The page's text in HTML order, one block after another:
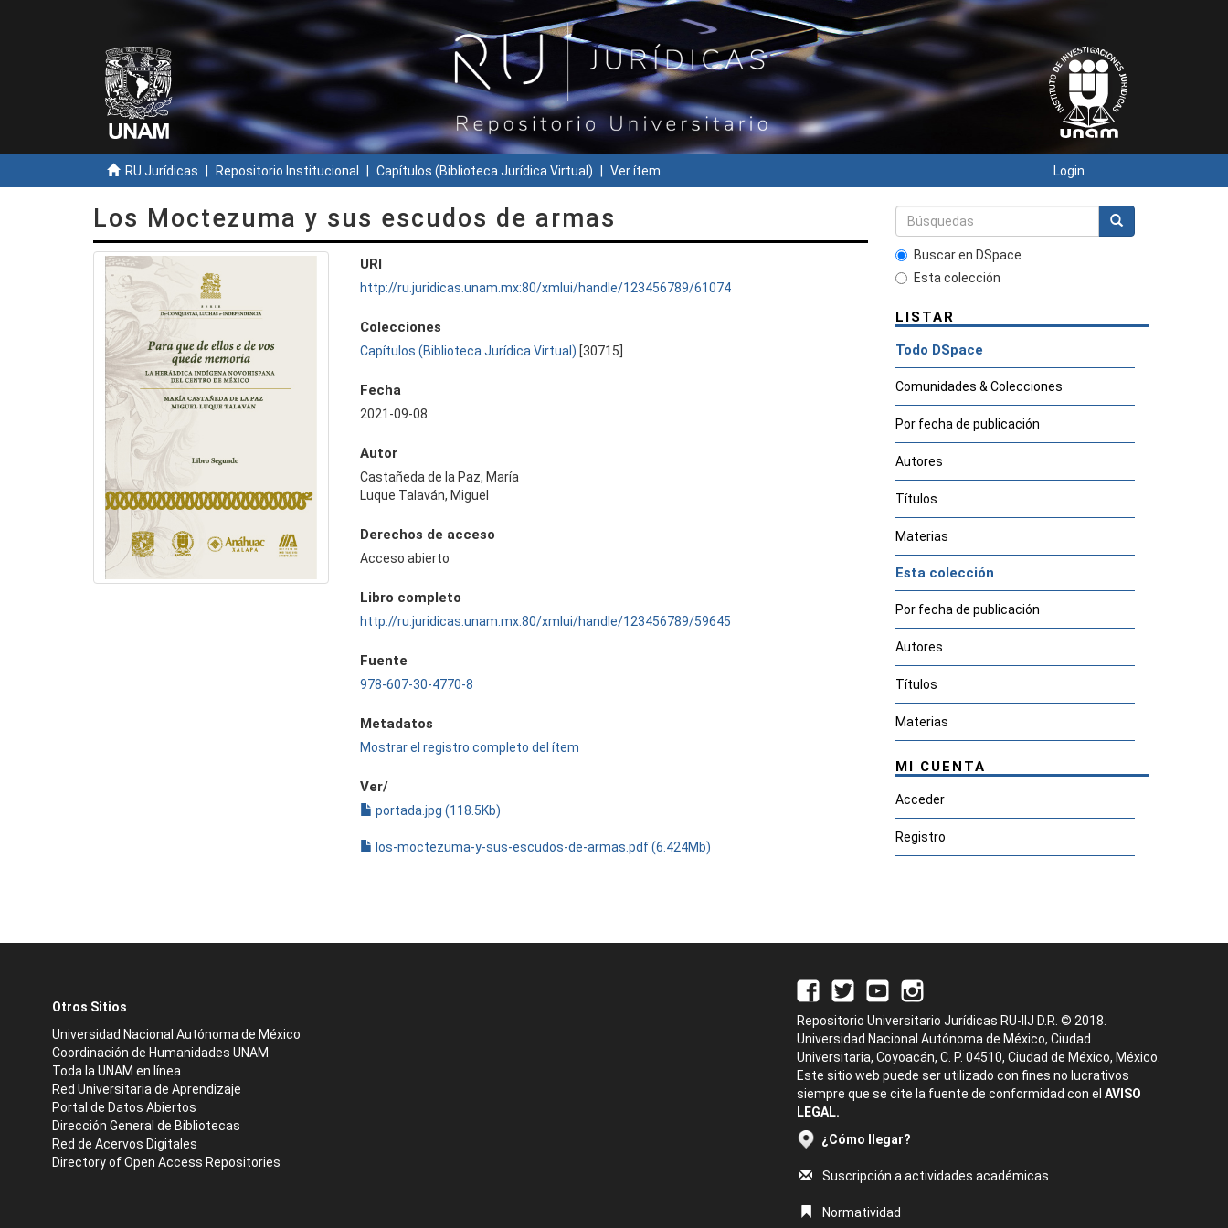
RU Jurídicas Repositorio Institucional Capítulos (Biblioteca Jurídica Virtual) Ver ítem Login
Los Moctezuma y sus escudos de armas
URI
http://ru.juridicas.unam.mx:80/xmlui/handle/123456789/61074
Colecciones
Capítulos (Biblioteca Jurídica Virtual) [30715]
Fecha
2021-09-08
Autor
Castañeda de la Paz, María
Luque Talaván, Miguel
Derechos de acceso
Acceso abierto
Libro completo
http://ru.juridicas.unam.mx:80/xmlui/handle/123456789/59645
Fuente
978-607-30-4770-8
Metadatos
Mostrar el registro completo del ítem
Ver/
portada.jpg (118.5Kb)
los-moctezuma-y-sus-escudos-de-armas.pdf (6.424Mb)
Buscar en DSpace
Esta colección
LISTAR
Todo DSpace
Comunidades & Colecciones
Por fecha de publicación
Autores
Títulos
Materias
Esta colección
Por fecha de publicación
Autores
Títulos
Materias
MI CUENTA
Acceder
Registro
Otros Sitios
Universidad Nacional Autónoma de México
Coordinación de Humanidades UNAM
Toda la UNAM en línea
Red Universitaria de Aprendizaje
Portal de Datos Abiertos
Dirección General de Bibliotecas
Red de Acervos Digitales
Directory of Open Access Repositories
Repositorio Universitario Jurídicas RU-IIJ D.R. © 2018.
Universidad Nacional Autónoma de México, Ciudad
Universitaria, Coyoacán, C. P. 04510, Ciudad de México, México.
Este sitio web puede ser utilizado con fines no lucrativos
siempre que se cite la fuente de conformidad con el AVISO
LEGAL.
¿Cómo llegar?
Suscripción a actividades académicas
Normatividad